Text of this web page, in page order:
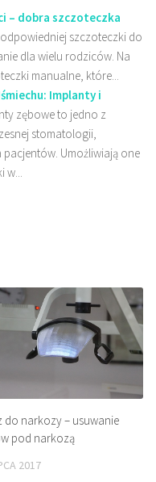
– dobra szczoteczka
szczoteczki do
dla wielu rodziców. Na
manualne, które...
Implanty i
zębowe to jedno z
stomatologii,
Umożliwiają one
do narkozy – usuwanie
pod narkozą
2017